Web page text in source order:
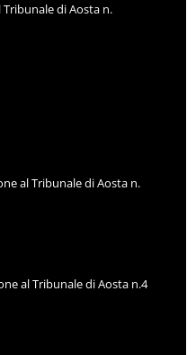
di Aosta n.
al Tribunale di Aosta n.
al Tribunale di Aosta n.4